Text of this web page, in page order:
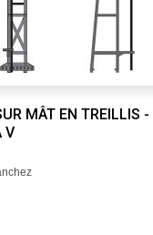
MÂT EN TREILLIS -
V